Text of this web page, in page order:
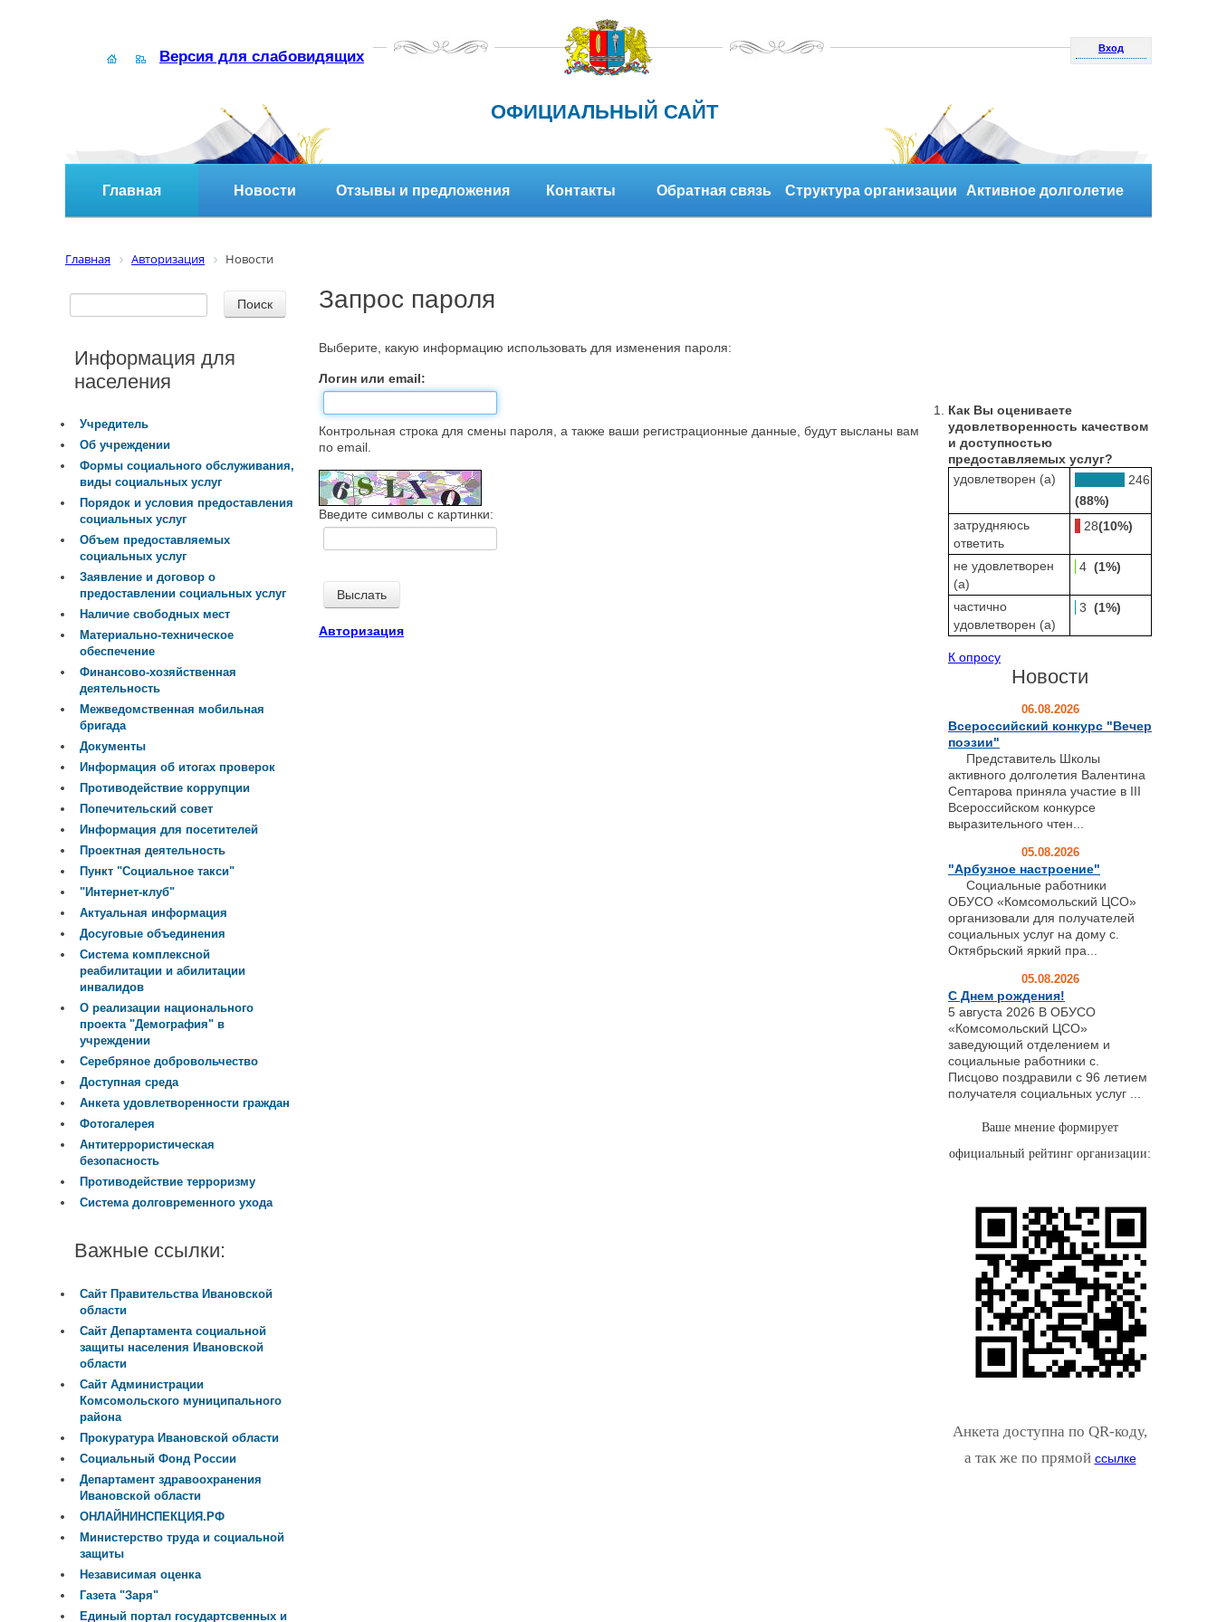
Версия для слабовидящих Вход
ОФИЦИАЛЬНЫЙ САЙТ
Главная Новости Отзывы и предложения Контакты Обратная связь Структура организации Активное долголетие
Главная Авторизация Новости
Запрос пароля
Выберите, какую информацию использовать для изменения пароля:
Логин или email:
Контрольная строка для смены пароля, а также ваши регистрационные данные, будут высланы вам
по email.
Введите символы с картинки:
Авторизация
Информация для
населения
Учредитель
Об учреждении
Формы социального обслуживания,
виды социальных услуг
Порядок и условия предоставления
социальных услуг
Объем предоставляемых
социальных услуг
Заявление и договор о
предоставлении социальных услуг
Наличие свободных мест
Материально-техническое
обеспечение
Финансово-хозяйственная
деятельность
Межведомственная мобильная
бригада
Документы
Информация об итогах проверок
Противодействие коррупции
Попечительский совет
Информация для посетителей
Проектная деятельность
Пункт "Социальное такси"
"Интернет-клуб"
Актуальная информация
Досуговые объединения
Система комплексной
реабилитации и абилитации
инвалидов
О реализации национального
проекта "Демография" в
учреждении
Серебряное добровольчество
Доступная среда
Анкета удовлетворенности граждан
Фотогалерея
Антитеррористическая
безопасность
Противодействие терроризму
Система долговременного ухода
Важные ссылки:
Сайт Правительства Ивановской
области
Сайт Департамента социальной
защиты населения Ивановской
области
Сайт Администрации
Комсомольского муниципального
района
Прокуратура Ивановской области
Социальный Фонд России
Департамент здравоохранения
Ивановской области
ОНЛАЙНИНСПЕКЦИЯ.РФ
Министерство труда и социальной
защиты
Независимая оценка
Газета "Заря"
Единый портал государтсвенных и
Как Вы оцениваете
удовлетворенность качеством
и доступностью
предоставляемых услуг?
удовлетворен (а)
246
(88%)
затрудняюсь
ответить
28(10%)
не удовлетворен
(а)
4 (1%)
частично
удовлетворен (а)
3 (1%)
К опросу
Новости
06.08.2026
Всероссийский конкурс "Вечер
поэзии"
Представитель Школы
активного долголетия Валентина
Септарова приняла участие в III
Всероссийском конкурсе
выразительного чтен...
05.08.2026
"Арбузное настроение"
Социальные работники
ОБУСО «Комсомольский ЦСО»
организовали для получателей
социальных услуг на дому с.
Октябрьский яркий пра...
05.08.2026
С Днем рождения!
5 августа 2026 В ОБУСО
«Комсомольский ЦСО»
заведующий отделением и
социальные работники с.
Писцово поздравили с 96 летием
получателя социальных услуг ...
Ваше мнение формирует
официальный рейтинг организации:
Анкета доступна по QR-коду,
а так же по прямой ссылке